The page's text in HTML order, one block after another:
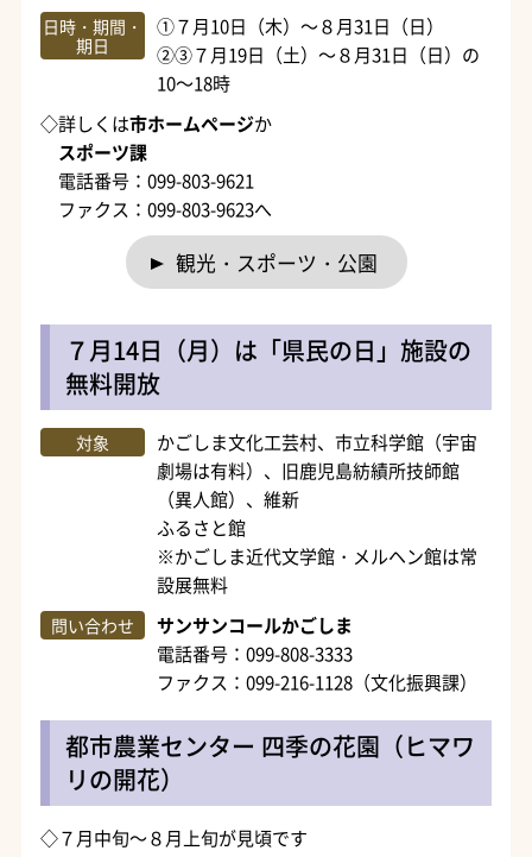
日時・期間・
期日
①７月10日（木）～８月31日（日）
②③７月19日（土）～８月31日（日）の
10～18時
◇詳しくは市ホームページか
スポーツ課
電話番号：099-803-9621
ファクス：099-803-9623へ
観光・スポーツ・公園
７月14日（月）は「県民の日」施設の
無料開放
対象
かごしま文化工芸村、市立科学館（宇宙
劇場は有料）、旧鹿児島紡績所技師館
（異人館）、維新
ふるさと館
※かごしま近代文学館・メルヘン館は常
設展無料
問い合わせ
サンサンコールかごしま
電話番号：099-808-3333
ファクス：099-216-1128（文化振興課）
都市農業センター 四季の花園（ヒマワ
リの開花）
◇７月中旬～８月上旬が見頃です